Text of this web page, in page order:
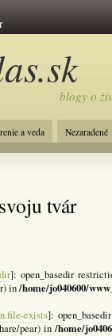
blogy o
a veda Nezaradené
tvár
]: open_basedir
in/home/jo040600/
exists]:
pear) in/home/